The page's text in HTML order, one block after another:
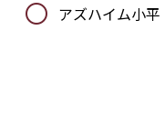
アズハイム小平